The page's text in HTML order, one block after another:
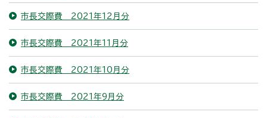
市長交際費 2021年12月分
市長交際費 2021年11月分
市長交際費 2021年10月分
市長交際費 2021年9月分